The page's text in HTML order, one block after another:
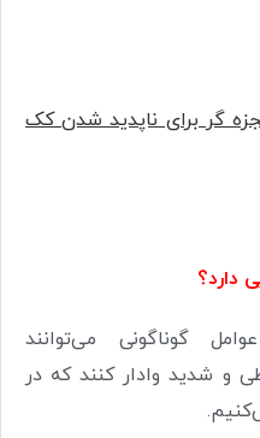
گر برای ناپدید شدن کک
دارد؟
گوناگونی می‌توانند
و شدید وادار کنند که در
.